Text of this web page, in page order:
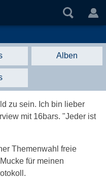
Alben
zu sein. Ich bin lieber
mit 16bars. "Jeder ist
Themenwahl freie
für meinen